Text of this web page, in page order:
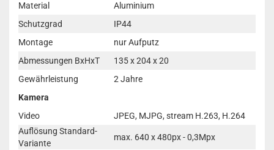
Material
Aluminium
Schutzgrad
IP44
Montage
nur Aufputz
Abmessungen BxHxT
135 x 204 x 20
Gewährleistung
2 Jahre
Kamera
Video
JPEG, MJPG, stream H.263, H.264
Auflösung Standard-
Variante
max. 640 x 480px - 0,3Mpx